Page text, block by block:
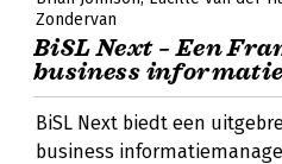
Zondervan
BiSL Next – Een
business
BiSL Next biedt een
business